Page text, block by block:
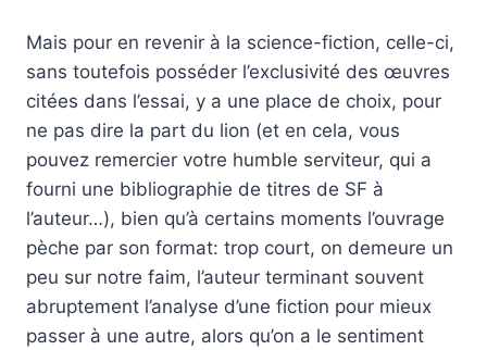
Mais pour en revenir à la science-fiction, celle-ci,
sans toutefois posséder l’exclusivité des œuvres
citées dans l’essai, y a une place de choix, pour
ne pas dire la part du lion (et en cela, vous
pouvez remercier votre humble serviteur, qui a
fourni une bibliographie de titres de SF à
l’auteur…), bien qu’à certains moments l’ouvrage
pèche par son format: trop court, on demeure un
peu sur notre faim, l’auteur terminant souvent
abruptement l’analyse d’une fiction pour mieux
passer à une autre, alors qu’on a le sentiment